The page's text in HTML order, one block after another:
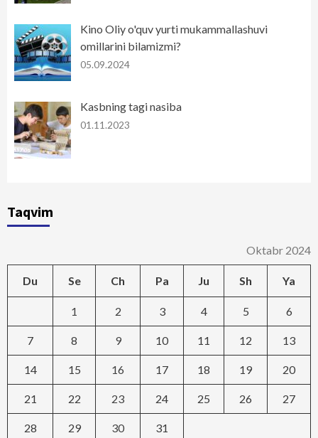
Kino Oliy o'quv yurti mukammallashuvi
omillarini bilamizmi?
05.09.2024
Kasbning tagi nasiba
01.11.2023
Taqvim
Oktabr 2024
Du Se Ch Pa Ju Sh Ya
1 2 3 4 5 6
7 8 9 10 11 12 13
14 15 16 17 18 19 20
21 22 23 24 25 26 27
28 29 30 31